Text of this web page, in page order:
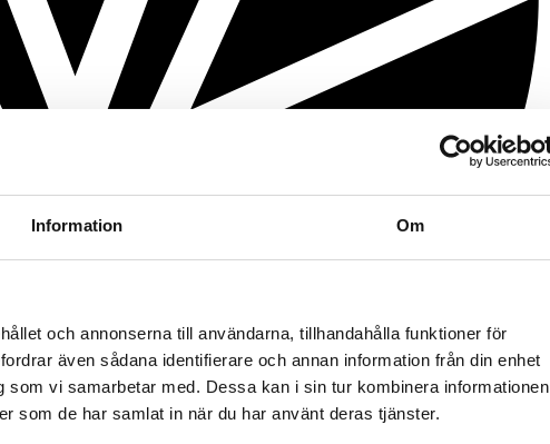
Information Om
och annonserna till användarna, tillhandahålla funktioner för
även sådana identifierare och annan information från din enhet
vi samarbetar med. Dessa kan i sin tur kombinera informationen
som de har samlat in när du har använt deras tjänster.